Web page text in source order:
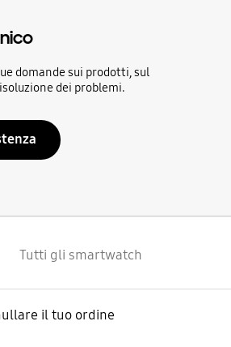
domande sui prodotti, sul
dei problemi.
Tutti gli smartwatch
il tuo ordine